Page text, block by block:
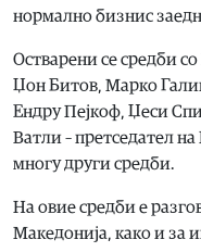
нормално бизнис
Остварени се средби
Џон Битов, Марко
Ендру Пејкоф, Џеси
Ватли – претседател
многу други средби.
На овие средби е
Македонија, како и за